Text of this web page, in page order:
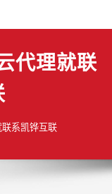
代理就联
系凯铧互联